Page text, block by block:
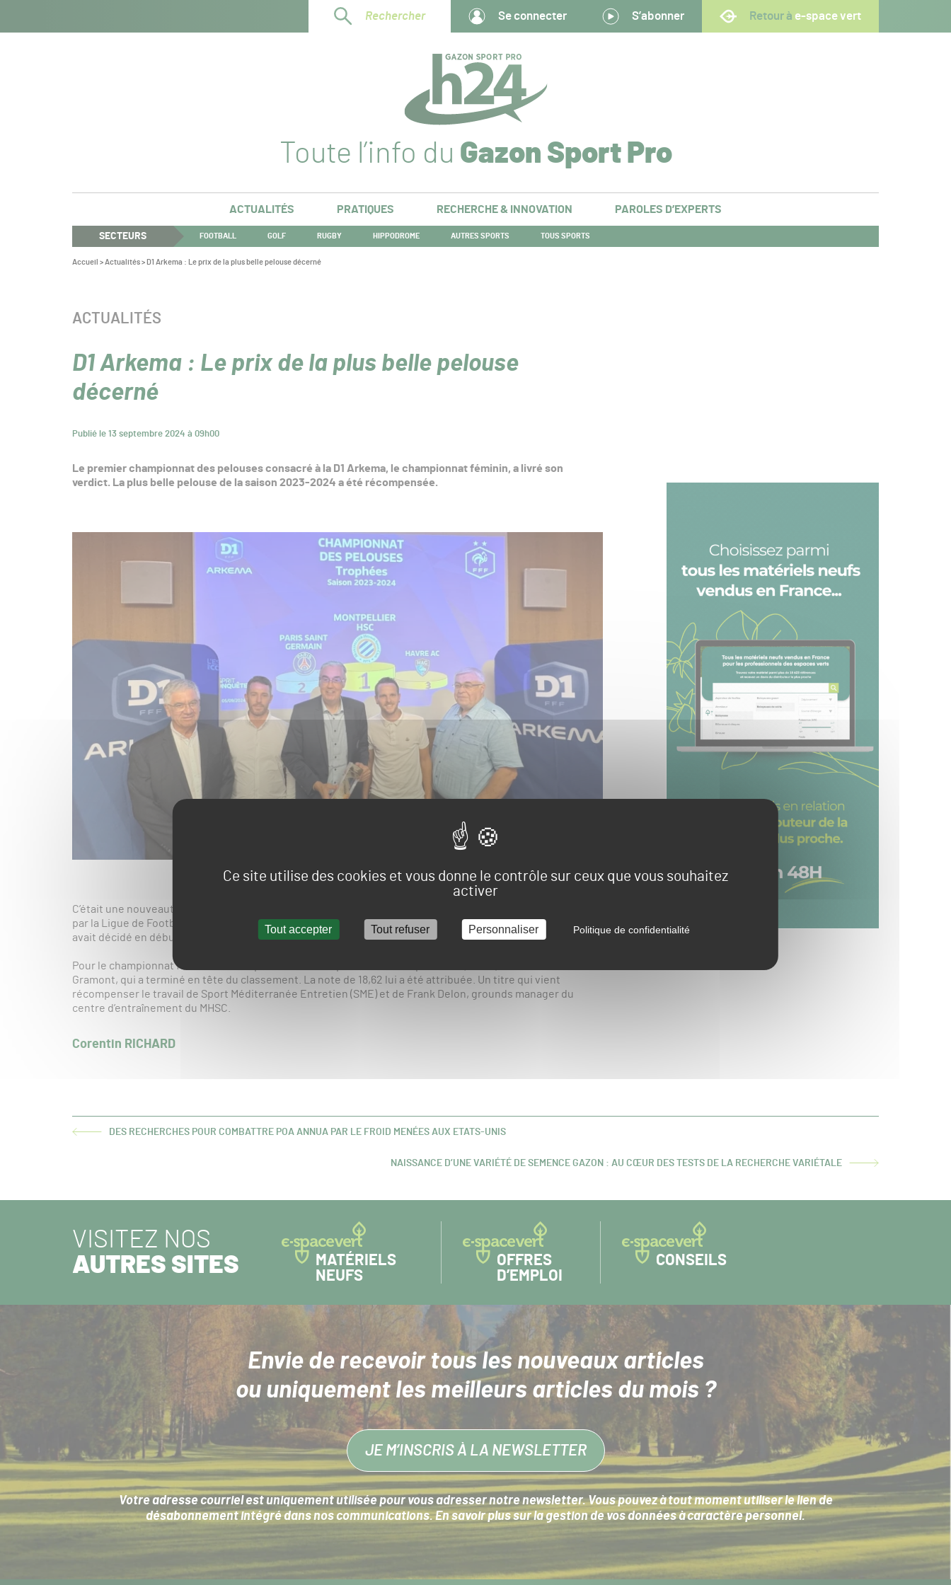
Ce site utilise des cookies et vous donne le contrôle sur ceux que vous souhaitez
activer
Tout accepter Tout refuser Personnaliser Politique de confidentialité
Rechercher Se connecter S’abonner Retour à e-space vert
Toute l’info du Gazon Sport Pro
ACTUALITÉS PRATIQUES RECHERCHE & INNOVATION PAROLES D’EXPERTS
SECTEURS FOOTBALL GOLF RUGBY HIPPODROME AUTRES SPORTS TOUS SPORTS
Vous
Accueil >Actualités> D1 Arkema : Le prix de la plus belle pelouse décerné
D1 Arkema : Le prix de la plus belle pelouse
décerné
Publié le 13 septembre 2024 à 09h00
CATÉGORIE :
ACTUALITÉS
Le premier championnat des pelouses consacré à la D1 Arkema, le championnat féminin, a livré son
verdict. La plus belle pelouse de la saison 2023-2024 a été récompensée.
C’était une nouveauté de la saison 2023-2024. Fortement inspiré des championnats pelouse mis en place
par la Ligue de Football Professionnel (LFP) en Ligue 1 et Ligue 2, la Fédération Française de Football (FFF)
avait décidé en début de saison d’instaurer un classement des pelouses pour le National et la D1 Arkema.
Pour le championnat féminin, c’est la pelouse du Montpellier Hérault Sport Club (MHSC), celle du stade
Gramont, qui a terminé en tête du classement. La note de 18,62 lui a été attribuée. Un titre qui vient
récompenser le travail de Sport Méditerranée Entretien (SME) et de Frank Delon, grounds manager du
centre d’entraînement du MHSC.
Corentin RICHARD
ARTICLEDES RECHERCHES POUR COMBATTRE POA ANNUA PAR LE FROID MENÉES AUX ETATS-UNIS
ARTICLE
NAISSANCE D’UNE VARIÉTÉ DE SEMENCE GAZON : AU CŒUR DES TESTS DE LA RECHERCHE VARIÉTALE
VISITEZ NOS
AUTRES SITES
MATÉRIELS
NEUFS
OFFRES
D’EMPLOI
CONSEILS
Envie de recevoir tous les nouveaux articles
ou uniquement les meilleurs articles du mois ?
JE M’INSCRIS À LA NEWSLETTER
Votre adresse courriel est uniquement utilisée pour vous adresser notre newsletter. Vous pouvez à tout moment utiliser le lien de
désabonnement intégré dans nos communications. En savoir plus sur lagestion de vos données à caractère personnel.